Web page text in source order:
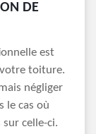
DE
est
toiture.
négliger
le cas où
celle-ci.